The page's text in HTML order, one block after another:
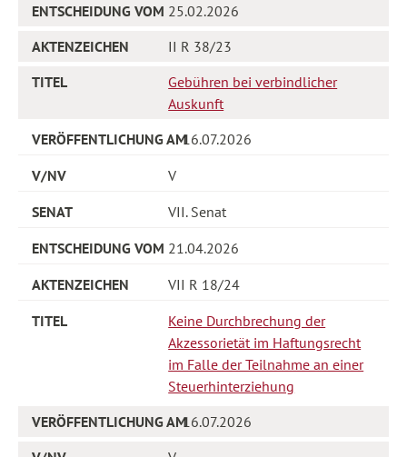
25.02.2026
II R 38/23
Gebühren bei verbindlicher
Auskunft
16.07.2026
V
VII. Senat
21.04.2026
VII R 18/24
Keine Durchbrechung der
Akzessorietät im Haftungsrecht
im Falle der Teilnahme an einer
Steuerhinterziehung
16.07.2026